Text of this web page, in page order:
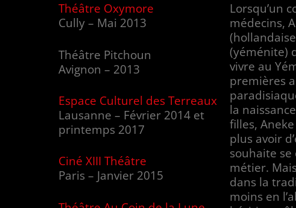
Théâtre Oxymore
Cully – Mai 2013
Théâtre Pitchoun
Avignon – 2013
Espace Culturel des Terreaux
Lausanne – Février 2014 et
printemps 2017
Ciné XIII Théâtre
Paris – Janvier 2015
Lorsqu’un
médecins,
(yéménite)
vivre au
premières
la
filles,
plus avoir
souhaite se
métier.
dans la
moins en